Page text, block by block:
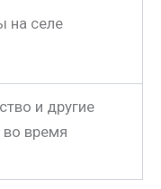
на селе
и другие
время